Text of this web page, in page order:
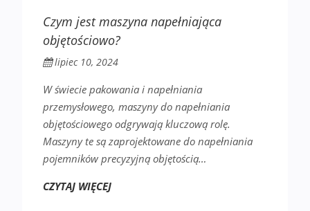
Czym jest maszyna napełniająca
objętościowo?
lipiec 10, 2024
W świecie pakowania i napełniania
przemysłowego, maszyny do napełniania
objętościowego odgrywają kluczową rolę.
Maszyny te są zaprojektowane do napełniania
pojemników precyzyjną objętością…
CZYTAJ WIĘCEJ